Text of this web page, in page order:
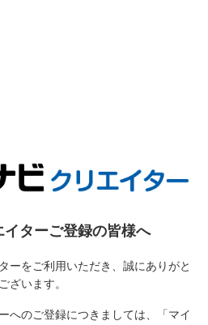
イターご登録の皆様へ
ーをご利用いただき、誠にありがと
ざいます。
へのご登録につきましては、
「マイ